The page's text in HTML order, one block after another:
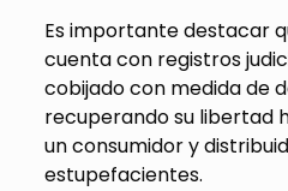
Es importante destacar
cuenta con registros
cobijado con medida de
recuperando su libertad
un consumidor y
estupefacientes.